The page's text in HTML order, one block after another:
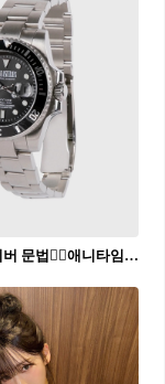
플레져스 다이버 문법🏊‍♂️애니타임 워치, 재입고